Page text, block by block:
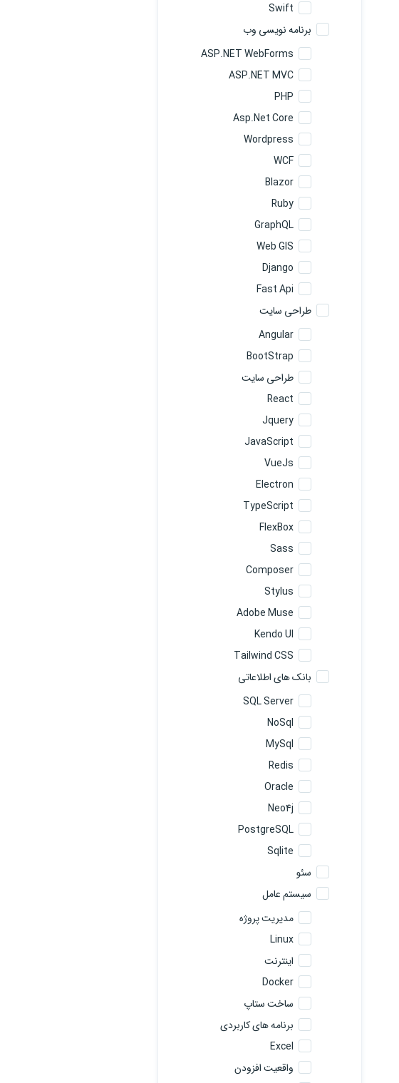
Swift
برنامه نویسی وب
ASP.NET WebForms
ASP.NET MVC
PHP
Asp.Net Core
Wordpress
WCF
Blazor
Ruby
GraphQL
Web GIS
Django
Fast Api
طراحی سایت
Angular
BootStrap
طراحی سایت
React
Jquery
JavaScript
VueJs
Electron
TypeScript
FlexBox
Sass
Composer
Stylus
Adobe Muse
Kendo UI
Tailwind CSS
بانک های اطلاعاتی
SQL Server
NoSql
MySql
Redis
Oracle
Neo4j
PostgreSQL
Sqlite
سئو
سیستم عامل
مدیریت پروژه
Linux
اینترنت
Docker
ساخت ستاپ
برنامه های کاربردی
Excel
واقعیت افزودن